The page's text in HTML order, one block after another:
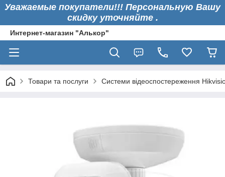
Уважаемые покупатели!!! Персональную Вашу
скидку уточняйте .
Интернет-магазин "Алькор"
Товари та послуги Системи відеоспостереження